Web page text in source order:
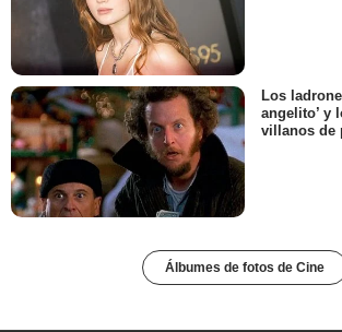
Los
angelito’ y
villanos de
Álbumes de fotos de Cine